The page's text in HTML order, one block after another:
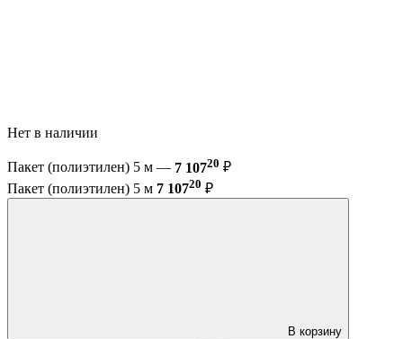
Нет в наличии
Пакет (полиэтилен) 5 м — 7 10720 ₽
Пакет (полиэтилен) 5 м 7 10720 ₽
В корзину